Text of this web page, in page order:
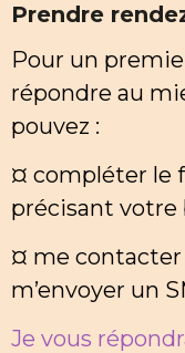
Prendre
Pour un
répondre au
pouvez :
¤ compléter le
précisant votre
¤ me
m’envoyer un
Je vous